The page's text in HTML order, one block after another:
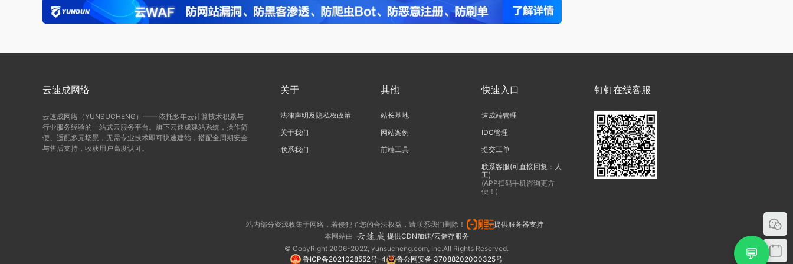
云速成网络
云速成网络（YUNSUCHENG）—— 依托多年云计算技术积累与
行业服务经验的一站式云服务平台。旗下云速成建站系统，操作简
便、适配多元场景，无需专业技术即可快速建站，搭配全周期安全
与售后支持，收获用户高度认可。
关于
法律声明及隐私权政策
关于我们
联系我们
其他
站长基地
网站案例
前端工具
快速入口
速成端管理
IDC管理
提交工单
联系客服(可直接回复：人
工)
(APP扫码手机咨询更方
便！)
钉钉在线客服
站内部分资源收集于网络，若侵犯了您的合法权益，请联系我们删除！
提供服务器支持
本网站由
提供CDN加速/云储存服务
© CopyRight 2006-2022, yunsucheng.com, Inc.All Rights Reserved.
鲁ICP备2021028552号-4
鲁公网安备 37088202000325号 💬